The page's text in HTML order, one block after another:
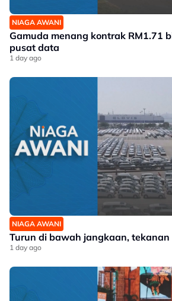
NIAGA AWANI
Gamuda menang kontrak RM1.71
pusat data
1 day ago
NIAGA AWANI
Turun di bawah jangkaan,
1 day ago